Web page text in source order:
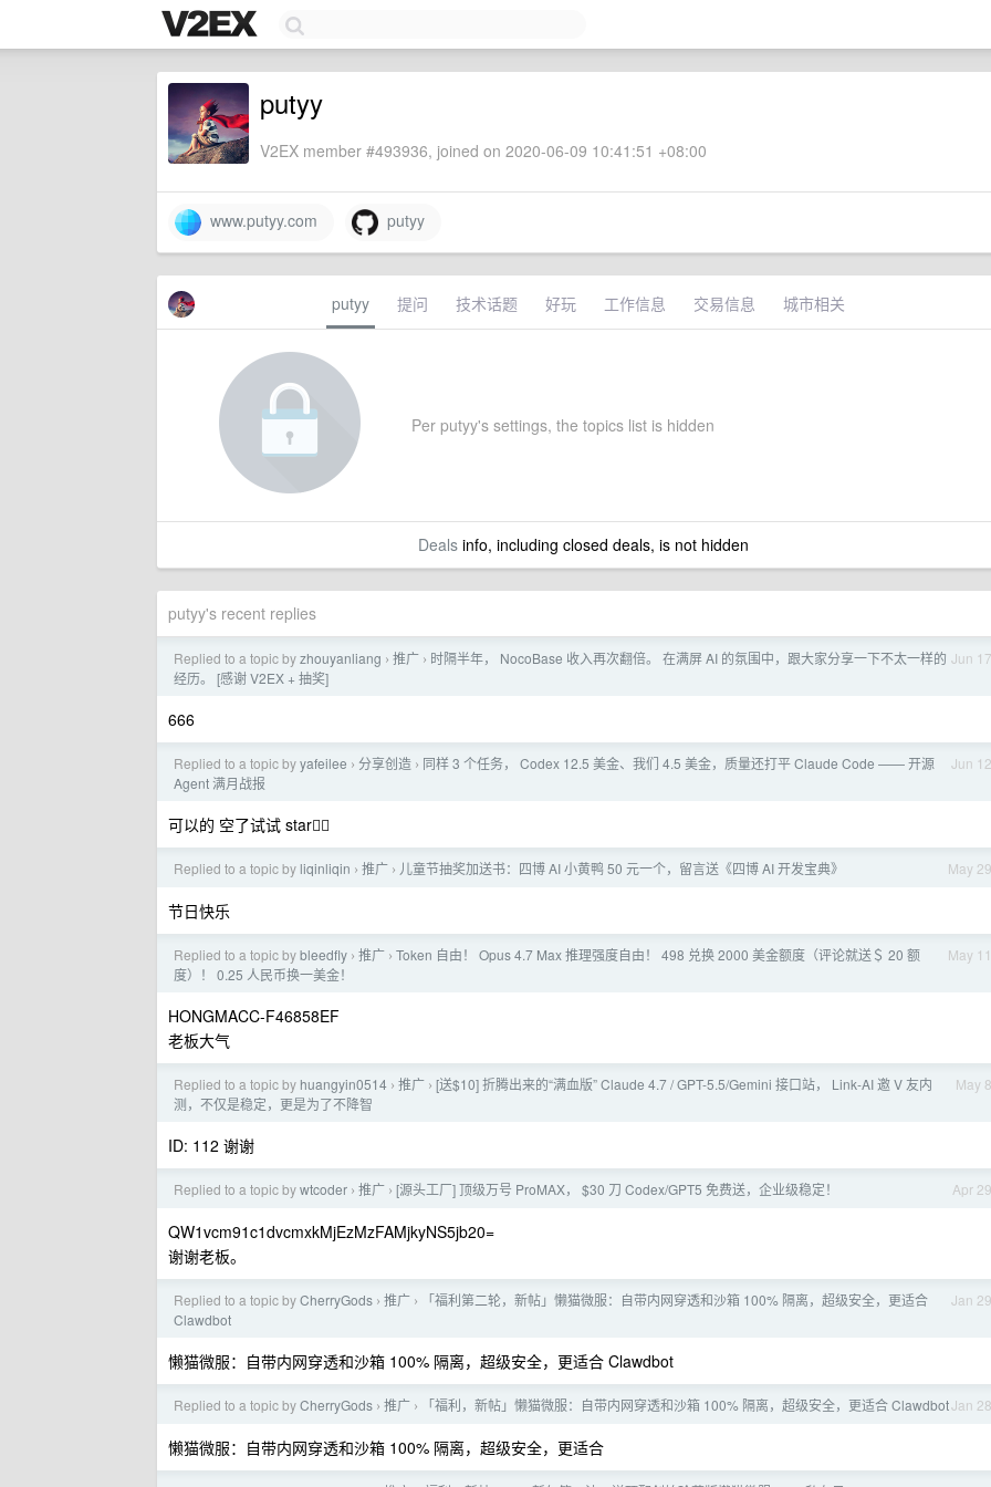
putyy
V2EX member #493936, joined on 2020-06-09 10:41:51 +08:00
www.putyy.com putyy
putyy 提问 技术话题 好玩 工作信息 交易信息 城市相关
Per putyy's settings, the topics list is hidden
Dealsinfo, including closed deals, is not hidden
putyy's recent replies
Jun 17
Replied to a topic byzhouyanliang › 推广 › 时隔半年， NocoBase 收入再次翻倍。 在满屏 AI 的氛围中，跟大家分享一下不太一样的
经历。 [感谢 V2EX + 抽奖]
666
Jun 12
Replied to a topic byyafeilee › 分享创造 › 同样 3 个任务， Codex 12.5 美金、我们 4.5 美金，质量还打平 Claude Code —— 开源
Agent 满月战报
可以的 空了试试 star👍🏻
May 29
Replied to a topic by liqinliqin › 推广 › 儿童节抽奖加送书：四博 AI 小黄鸭 50 元一个，留言送《四博 AI 开发宝典》
节日快乐
May 11
Replied to a topic bybleedfly › 推广 › Token 自由！ Opus 4.7 Max 推理强度自由！ 498 兑换 2000 美金额度（评论就送＄ 20 额
度）！ 0.25 人民币换一美金！
HONGMACC-F46858EF
老板大气
May 8
Replied to a topic by huangyin0514 › 推广 › [送$10] 折腾出来的“满血版” Claude 4.7 / GPT-5.5/Gemini 接口站， Link-AI 邀 V 友内
测，不仅是稳定，更是为了不降智
ID: 112 谢谢
Apr 29
Replied to a topic bywtcoder › 推广 › [源头工厂] 顶级万号 ProMAX， $30 刀 Codex/GPT5 免费送，企业级稳定！
QW1vcm91c1dvcmxkMjEzMzFAMjkyNS5jb20=
谢谢老板。
Jan 29
Replied to a topic byCherryGods › 推广 ›
「福利第二轮，新帖」懒猫微服：自带内网穿透和沙箱 100% 隔离，超级安全，更适合
Clawdbot
懒猫微服：自带内网穿透和沙箱 100% 隔离，超级安全，更适合 Clawdbot
Jan 28
Replied to a topic byCherryGods › 推广 › 「福利，新帖」懒猫微服：自带内网穿透和沙箱 100% 隔离，超级安全，更适合 Clawdbot
懒猫微服：自带内网穿透和沙箱 100% 隔离，超级安全，更适合